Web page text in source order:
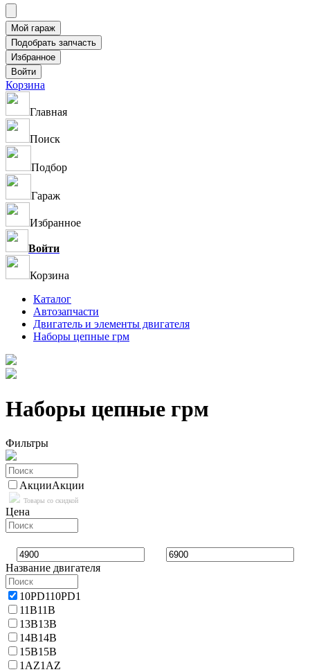
Корзина
Главная
Поиск
Подбор
Гараж
Избранное
Войти
Корзина
Каталог
Автозапчасти
Двигатель и элементы двигателя
Наборы цепные грм
Наборы цепные грм
Фильтры
АкцииАкции
Товары со скидкой
Цена
Название двигателя
10PD110PD1
11B11B
13B13B
14B14B
15B15B
1AZ1AZ